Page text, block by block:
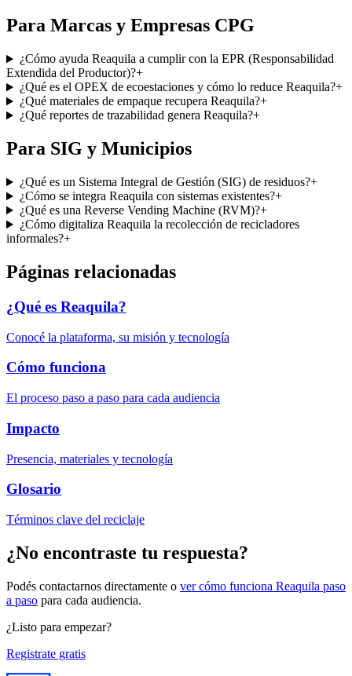
Para Marcas y Empresas CPG
¿Cómo ayuda Reaquila a cumplir con la EPR (Responsabilidad
Extendida del Productor)?+
¿Qué es el OPEX de ecoestaciones y cómo lo reduce Reaquila?+
¿Qué materiales de empaque recupera Reaquila?+
¿Qué reportes de trazabilidad genera Reaquila?+
Para SIG y Municipios
¿Qué es un Sistema Integral de Gestión (SIG) de residuos?+
¿Cómo se integra Reaquila con sistemas existentes?+
¿Qué es una Reverse Vending Machine (RVM)?+
¿Cómo digitaliza Reaquila la recolección de recicladores
informales?+
Páginas relacionadas
¿Qué es Reaquila?
Conocé la plataforma, su misión y tecnología
Cómo funciona
El proceso paso a paso para cada audiencia
Impacto
Presencia, materiales y tecnología
Glosario
Términos clave del reciclaje
¿No encontraste tu respuesta?
Podés contactarnos directamente o ver cómo funciona Reaquila paso
a paso para cada audiencia.
¿Listo para empezar?
Registrate gratis